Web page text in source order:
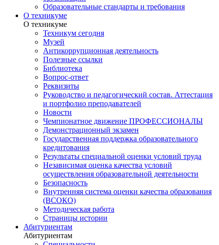
Образовательные стандарты и требования
О техникуме
О техникуме
Техникум сегодня
Музей
Антикоррупционная деятельность
Полезные ссылки
Библиотека
Вопрос-ответ
Реквизиты
Руководство и педагогический состав. Аттестация
и портфолио преподавателей
Новости
Чемпионатное движение ПРОФЕССИОНАЛЫ
Демонстрационный экзамен
Государственная поддержка образовательного
кредитования
Результаты специальной оценки условий труда
Независимая оценка качества условий
осуществления образовательной деятельности
Безопасность
Внутренняя система оценки качества образования
(ВСОКО)
Методическая работа
Страницы истории
Абитуриентам
Абитуриентам